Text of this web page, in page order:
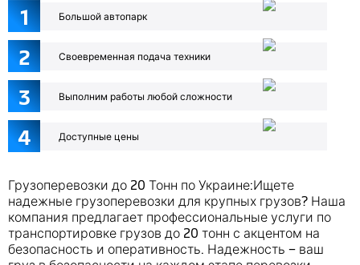
1 Большой автопарк
2 Своевременная подача техники
3 Выполним работы любой сложности
4 Доступные цены
Грузоперевозки до 20 Тонн по Украине:Ищете
надежные грузоперевозки для крупных грузов? Наша
компания предлагает профессиональные услуги по
транспортировке грузов до 20 тонн с акцентом на
безопасность и оперативность. Надежность – ваш